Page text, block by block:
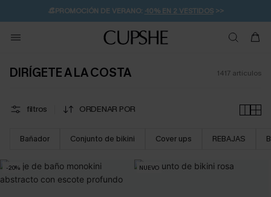
👒PROMOCIÓN DE VERANO: -10% EN 2 VESTIDOS>>
💌¡SUSCRIBIRSE & GANAR -10% EXTRA!
🚚ENVÍO GRATUITO A PARTIR DE 49 € >>
DIRÍGETE A LA COSTA 1417 artículos
filtros ORDENAR POR
Bañador Conjunto de bikini Cover ups REBAJAS
-20% NUEVO